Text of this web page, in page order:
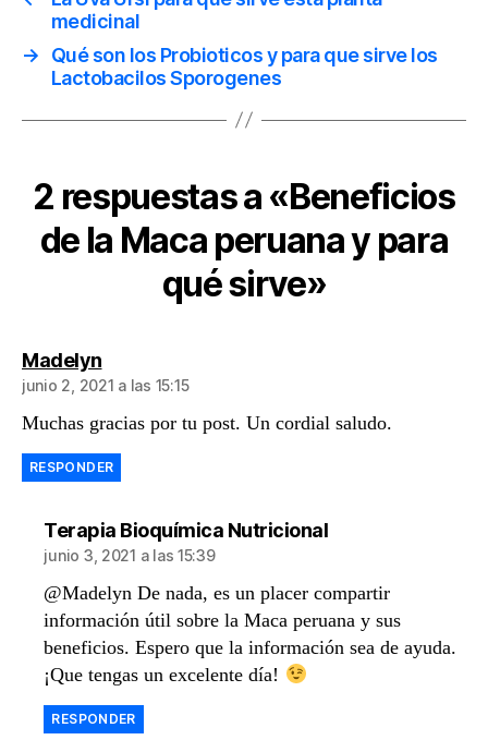
medicinal
→
Qué son los Probioticos y para que sirve los
Lactobacilos Sporogenes
2 respuestas a «Beneficios
de la Maca peruana y para
qué sirve»
Madelyndice:
junio 2, 2021 a las 15:15
Muchas gracias por tu post. Un cordial saludo.
RESPONDER
Terapia Bioquímica Nutricionaldice:
junio 3, 2021 a las 15:39
@Madelyn De nada, es un placer compartir
información útil sobre la Maca peruana y sus
beneficios. Espero que la información sea de ayuda.
¡Que tengas un excelente día!
RESPONDER